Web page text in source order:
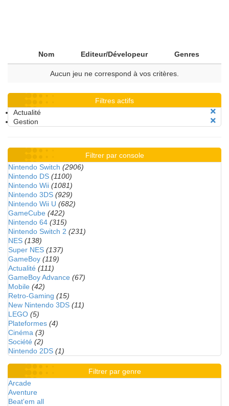
Nom Editeur/Dévelopeur Genres
Aucun jeu ne correspond à vos critères.
Filtres actifs
Actualité
Gestion
Filtrer par console
Nintendo Switch (2906)
Nintendo DS (1100)
Nintendo Wii (1081)
Nintendo 3DS (929)
Nintendo Wii U (682)
GameCube (422)
Nintendo 64 (315)
Nintendo Switch 2 (231)
NES (138)
Super NES (137)
GameBoy (119)
Actualité (111)
GameBoy Advance (67)
Mobile (42)
Retro-Gaming (15)
New Nintendo 3DS (11)
LEGO (5)
Plateformes (4)
Cinéma (3)
Société (2)
Nintendo 2DS (1)
Filtrer par genre
Arcade
Aventure
Beat'em all